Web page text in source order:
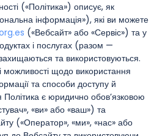
(«Політика») описує, як
інформація»), які ви можете
(«Вебсайт» або «Сервіс») та у
і послугах (разом —
та використовуються.
можливості щодо використання
та способи доступу й
є юридично обов’язковою
«ви» або «ваш») та
(«Оператор», «ми», «нас» або